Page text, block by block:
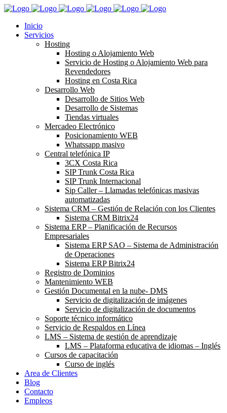
Inicio
Servicios
Hosting
Hosting o Alojamiento Web
Servicio de Hosting o Alojamiento Web para
Revendedores
Hosting en Costa Rica
Desarrollo Web
Desarrollo de Sitios Web
Desarrollo de Sistemas
Tiendas virtuales
Mercadeo Electrónico
Posicionamiento WEB
Whatssapp masivo
Central telefónica IP
3CX Costa Rica
SIP Trunk Costa Rica
SIP Trunk Internacional
Sip Caller – Llamadas telefónicas masivas
automatizadas
Sistema CRM – Gestión de Relación con los Clientes
Sistema CRM Bitrix24
Sistema ERP – Planificación de Recursos
Empresariales
Sistema ERP SAO – Sistema de Administración
de Operaciones
Sistema ERP Bitrix24
Registro de Dominios
Mantenimiento WEB
Gestión Documental en la nube- DMS
Servicio de digitalización de imágenes
Servicio de digitalización de documentos
Soporte técnico informático
Servicio de Respaldos en Línea
LMS – Sistema de gestión de aprendizaje
LMS – Plataforma educativa de idiomas – Inglés
Cursos de capacitación
Curso de inglés
Area de Clientes
Blog
Contacto
Empleos